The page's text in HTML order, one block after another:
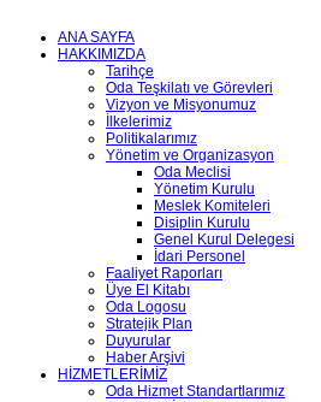
ANA SAYFA
HAKKIMIZDA
Tarihçe
Oda Teşkilatı ve Görevleri
Vizyon ve Misyonumuz
İlkelerimiz
Politikalarımız
Yönetim ve Organizasyon
Oda Meclisi
Yönetim Kurulu
Meslek Komiteleri
Disiplin Kurulu
Genel Kurul Delegesi
İdari Personel
Faaliyet Raporları
Üye El Kitabı
Oda Logosu
Stratejik Plan
Duyurular
Haber Arşivi
HİZMETLERİMİZ
Oda Hizmet Standartlarımız